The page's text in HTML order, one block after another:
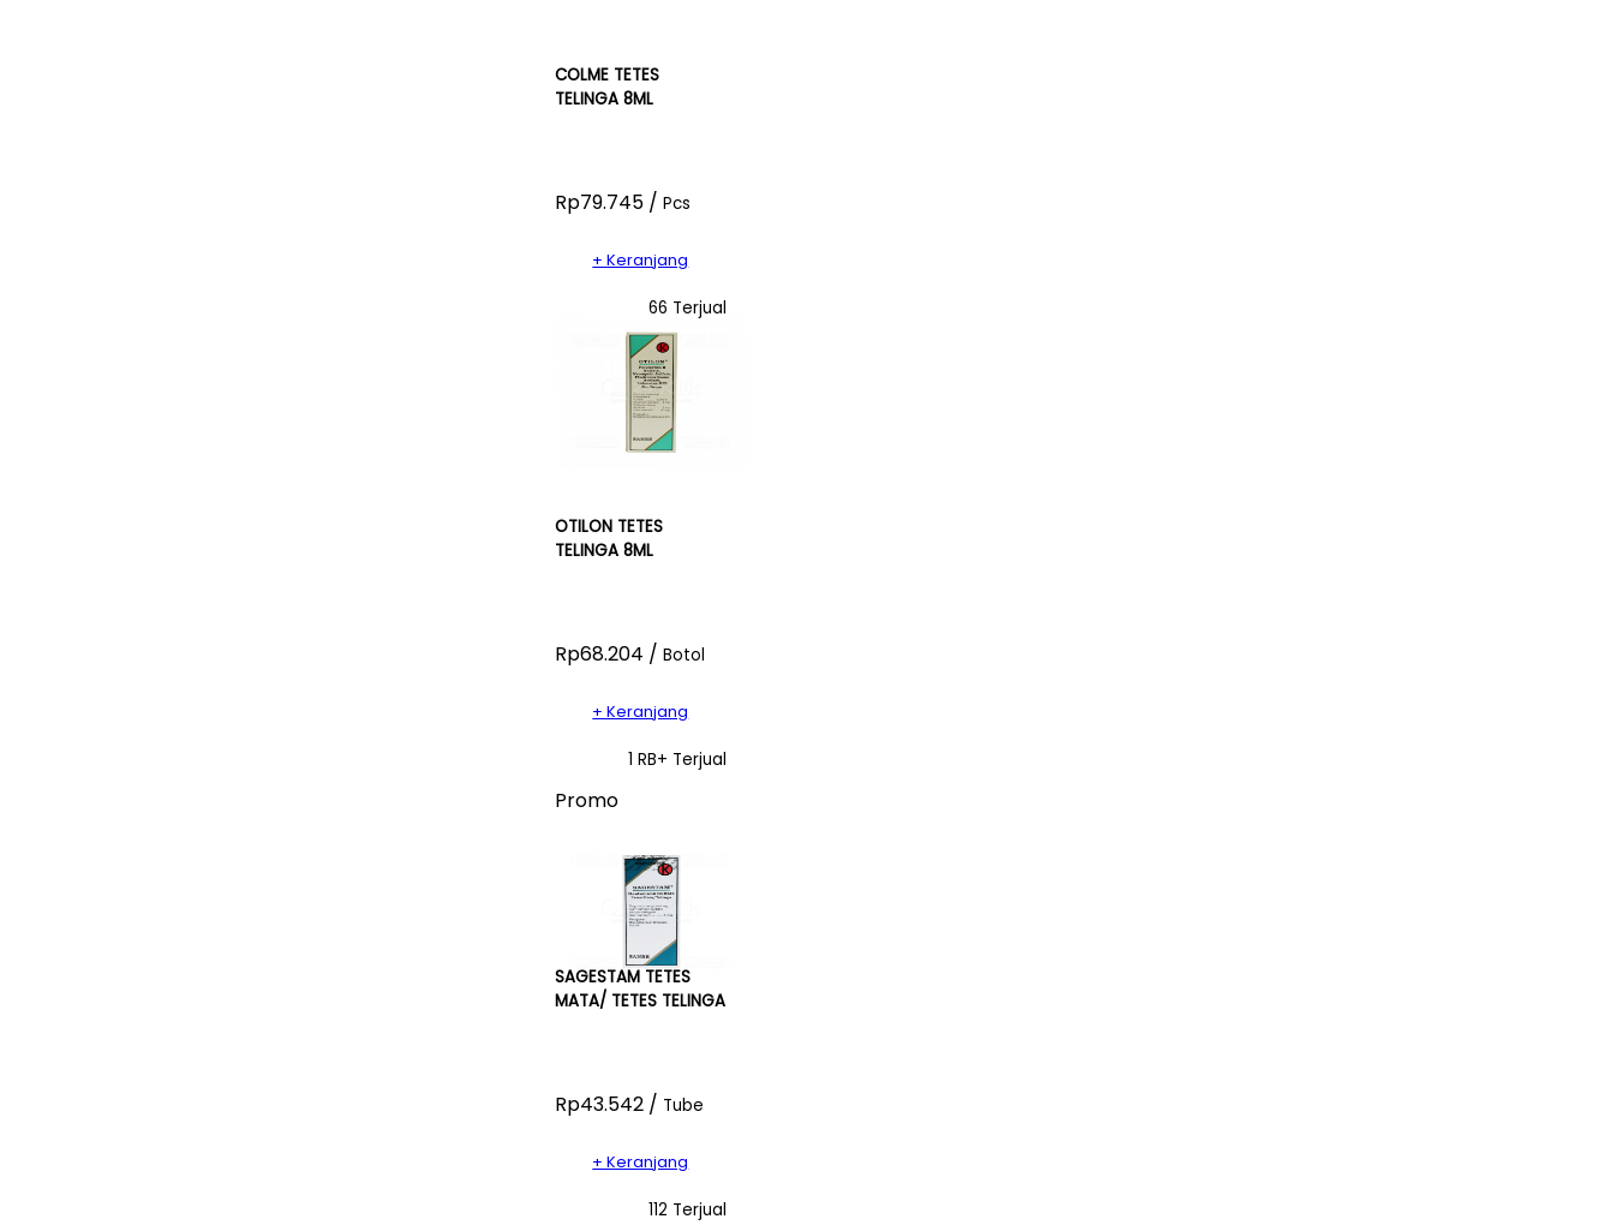
COLME TETES
TELINGA 8ML
Rp79.745 / Pcs
+ Keranjang
66 Terjual
OTILON TETES
TELINGA 8ML
Rp68.204 / Botol
+ Keranjang
1 RB+ Terjual
Promo
SAGESTAM TETES
MATA/ TETES TELINGA
Rp43.542 / Tube
+ Keranjang
112 Terjual